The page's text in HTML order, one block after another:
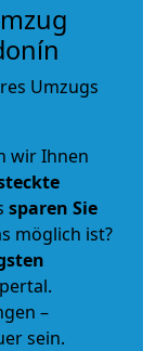
Umzugs
wir Ihnen
sparen Sie
möglich ist?
–
sein.